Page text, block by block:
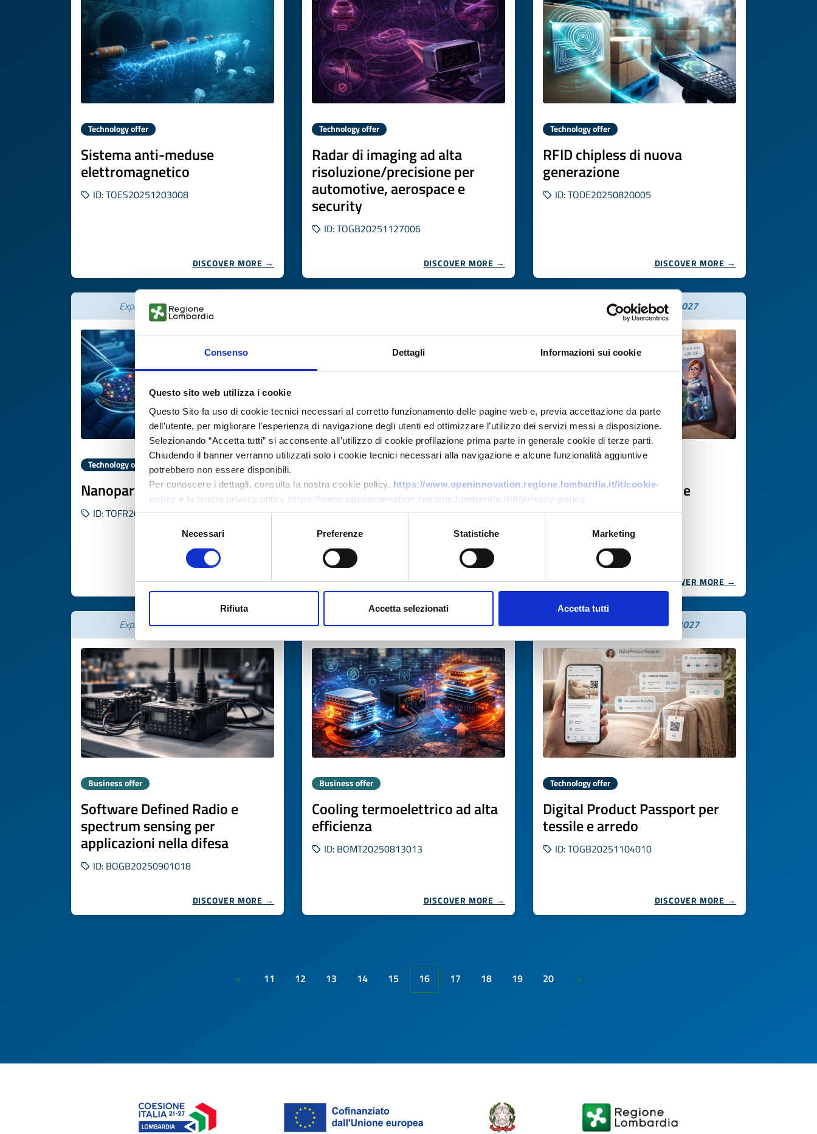
Consenso Dettagli Informazioni sui cookie
Questo sito web utilizza i cookie
Questo Sito fa uso di cookie tecnici necessari al corretto funzionamento delle pagine web e, previa accettazione da parte
dell’utente, per migliorare l’esperienza di navigazione degli utenti ed ottimizzare l’utilizzo dei servizi messi a disposizione.
Selezionando “Accetta tutti” si acconsente all’utilizzo di cookie profilazione prima parte in generale cookie di terze parti.
Chiudendo il banner verranno utilizzati solo i cookie tecnici necessari alla navigazione e alcune funzionalità aggiuntive
potrebbero non essere disponibili.
Per conoscere i dettagli, consulta la nostra cookie policy. https://www.openinnovation.regione.lombardia.it/it/cookie-
policy e la nostra privacy policy https://www.openinnovation.regione.lombardia.it/it/privacy-policy
Selezione
Necessari Preferenze Statistiche Marketing
Rifiuta Accetta selezionati Accetta tutti
Technology offer
Sistema anti-meduse
elettromagnetico
ID: TOES20251203008
DISCOVER MORE →
Technology offer
Radar di imaging ad alta
risoluzione/precisione per
automotive, aerospace e
security
ID: TOGB20251127006
DISCOVER MORE →
Technology offer
RFID chipless di nuova
generazione
ID: TODE20250820005
DISCOVER MORE →
Expires on30 gennaio 2027
Technology offer
Nanoparticelle fluorescenti TR
ID: TOFR20250620002
DISCOVER MORE →
Connettori meccanici
saldatura-free per tubazioni
ID: TOGB20251106010
DISCOVER MORE →
Expires on30 gennaio 2027
LMS gamificato con AI e
storytelling
ID: TOGB20251104018
DISCOVER MORE →
Expires on30 gennaio 2027
Business offer
Software Defined Radio e
spectrum sensing per
applicazioni nella difesa
ID: BOGB20250901018
DISCOVER MORE →
Expires on30 gennaio 2027
Business offer
Cooling termoelettrico ad alta
efficienza
ID: BOMT20250813013
DISCOVER MORE →
Expires on03 febbraio 2027
Technology offer
Digital Product Passport per
tessile e arredo
ID: TOGB20251104010
DISCOVER MORE →
« 11 12 13 14 15 16 17 18 19 20 »